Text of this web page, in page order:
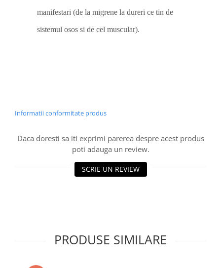
manifestari (de la migrene la dureri ce tin de
sistemul osos si de cel muscular).
Informatii conformitate produs
Daca doresti sa iti exprimi parerea despre acest produs
poti adauga un review.
SCRIE UN REVIEW
PRODUSE SIMILARE